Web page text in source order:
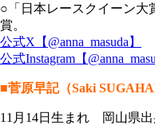
○「日本レースクイーン大
賞。
公式X【@anna_masuda】
公式Instagram【
■菅原早記（Saki
11月14日生まれ 岡山県